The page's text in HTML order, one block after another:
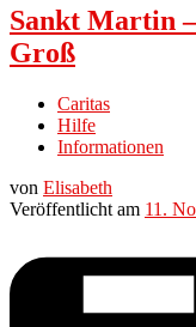
Sankt Martin
Groß
Caritas
Hilfe
Informationen
von Elisabeth
Veröffentlicht am 11.